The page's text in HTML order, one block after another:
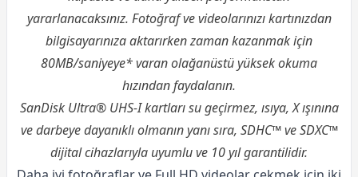
yararlanacaksınız. Fotoğraf ve videolarınızı kartınızdan
bilgisayarınıza aktarırken zaman kazanmak için
80MB/saniyeye* varan olağanüstü yüksek okuma
hızından faydalanın.
SanDisk Ultra® UHS-I kartları su geçirmez, ısıya, X ışınına
ve darbeye dayanıklı olmanın yanı sıra, SDHC™ ve SDXC™
dijital cihazlarıyla uyumlu ve 10 yıl garantilidir.